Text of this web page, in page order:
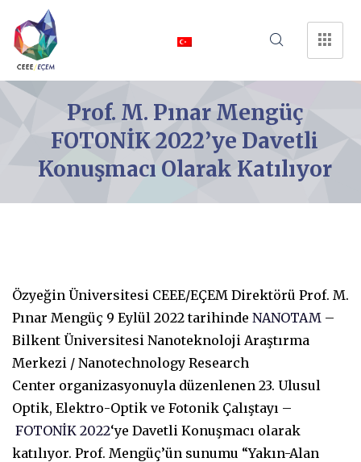
Prof. M. Pınar Mengüç
FOTONİK 2022’ye Davetli
Konuşmacı Olarak Katılıyor
Özyeğin Üniversitesi CEEE/EÇEM Direktörü Prof. M.
Pınar Mengüç 9 Eylül 2022 tarihinde NANOTAM –
Bilkent Üniversitesi Nanoteknoloji Araştırma
Merkezi / Nanotechnology Research
Center organizasyonuyla düzenlenen 23. Ulusul
Optik, Elektro-Optik ve Fotonik Çalıştayı –
FOTONİK 2022‘ye Davetli Konuşmacı olarak
katılıyor. Prof. Mengüç’ün sunumu “Yakın-Alan